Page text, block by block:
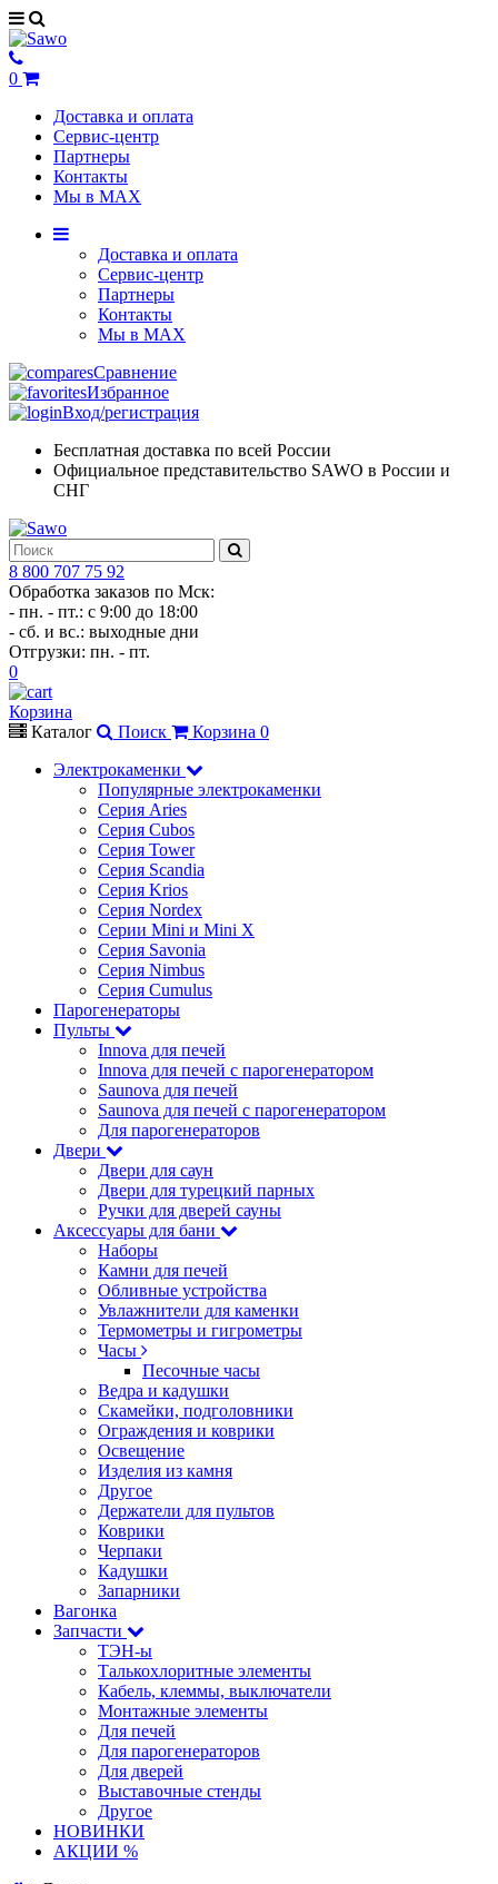
0
Доставка и оплата
Сервис-центр
Партнеры
Контакты
Мы в MAX
Доставка и оплата
Сервис-центр
Партнеры
Контакты
Мы в MAX
Сравнение
Избранное
Вход/регистрация
Бесплатная доставка по всей России
Официальное представительство SAWO в России и
СНГ
8 800 707 75 92
Обработка заказов по Мск:
- пн. - пт.: с 9:00 до 18:00
- сб. и вс.: выходные дни
Отгрузки: пн. - пт.
0
Корзина
Каталог
Поиск Корзина 0
Электрокаменки
Популярные электрокаменки
Серия Aries
Серия Cubos
Серия Tower
Серия Scandia
Серия Krios
Серия Nordex
Серии Mini и Mini X
Серия Savonia
Серия Nimbus
Серия Cumulus
Парогенераторы
Пульты
Innova для печей
Innova для печей с парогенератором
Saunova для печей
Saunova для печей с парогенератором
Для парогенераторов
Двери
Двери для саун
Двери для турецкий парных
Ручки для дверей сауны
Аксессуары для бани
Наборы
Камни для печей
Обливные устройства
Увлажнители для каменки
Термометры и гигрометры
Часы
Песочные часы
Ведра и кадушки
Скамейки, подголовники
Ограждения и коврики
Освещение
Изделия из камня
Другое
Держатели для пультов
Коврики
Черпаки
Кадушки
Запарники
Вагонка
Запчасти
ТЭН-ы
Талькохлоритные элементы
Кабель, клеммы, выключатели
Монтажные элементы
Для печей
Для парогенераторов
Для дверей
Выставочные стенды
Другое
НОВИНКИ
АКЦИИ %